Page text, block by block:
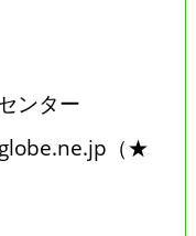
ンター
（★